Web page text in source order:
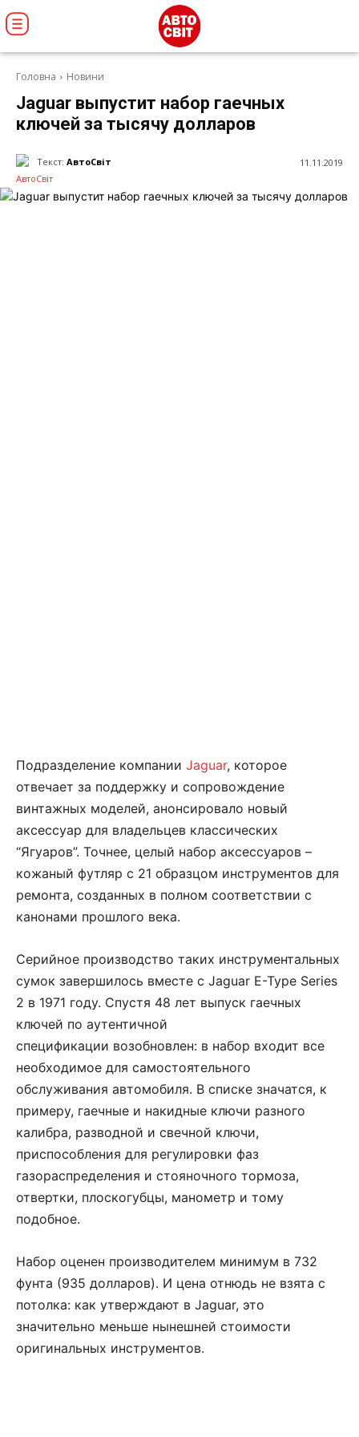
Головна Новини
Jaguar выпустит набор гаечных
ключей за тысячу долларов
Текст: АвтоСвіт 11.11.2019
Подразделение компании Jaguar, которое
отвечает за поддержку и сопровождение
винтажных моделей, анонсировало новый
аксессуар для владельцев классических
“Ягуаров”. Точнее, целый набор аксессуаров –
кожаный футляр с 21 образцом инструментов для
ремонта, созданных в полном соответствии с
канонами прошлого века.
Серийное производство таких инструментальных
сумок завершилось вместе с Jaguar E-Type Series
2 в 1971 году. Спустя 48 лет выпуск гаечных
ключей по аутентичной
спецификации возобновлен: в набор входит все
необходимое для самостоятельного
обслуживания автомобиля. В списке значатся, к
примеру, гаечные и накидные ключи разного
калибра, разводной и свечной ключи,
приспособления для регулировки фаз
газораспределения и стояночного тормоза,
отвертки, плоскогубцы, манометр и тому
подобное.
Набор оценен производителем минимум в 732
фунта (935 долларов). И цена отнюдь не взята с
потолка: как утверждают в Jaguar, это
значительно меньше нынешней стоимости
оригинальных инструментов.